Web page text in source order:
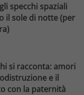
specchi spaziali
il sole di notte (per
si racconta: amori
e il
con la paternità